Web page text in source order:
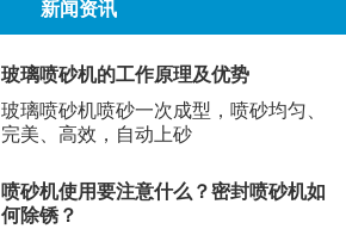
新闻资讯
玻璃喷砂机的工作原理及优势
玻璃喷砂机喷砂一次成型，喷砂均匀、
完美、高效，自动上砂
喷砂机使用要注意什么？密封喷砂机如
何除锈？